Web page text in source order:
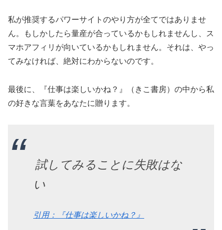
私が推奨するパワーサイトのやり方が全てではありませ
ん。もしかしたら量産が合っているかもしれませんし、ス
マホアフィリが向いているかもしれません。それは、やっ
てみなければ、絶対にわからないのです。
最後に、『仕事は楽しいかね？』（きこ書房）の中から私
の好きな言葉をあなたに贈ります。
試してみることに失敗はな
い
引用：『仕事は楽しいかね？』